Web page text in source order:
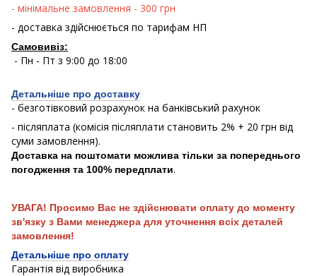
- мінімальне замовлення - 300 грн
- доставка здійснюється по тарифам НП
Самовивіз:
- Пн - Пт з 9:00 до 18:00
Детальніше про доставку
- безготівковий розрахунок на банківський рахунок
- післяплата (комісія післяплати становить 2% + 20 грн від
суми замовлення).
Доставка на поштомати можлива тільки за попереднього
погодження та 100% передплати.
УВАГА! Просимо Вас не здійснювати оплату до моменту
зв'язку з Вами менеджера для уточнення всіх деталей
замовлення!
Детальніше про оплату
Гарантія від виробника